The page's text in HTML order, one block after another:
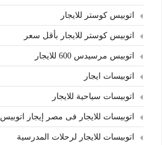
اتوبيس كوستر للايجار
اتوبيس كوستر للايجار بأقل سعر
اتوبيس مرسيدس 600 للايجار
اتوبيسات ايجار
اتوبيسات سياحية للايجار
اتوبيسات للايجار فى مصر إيجار اتوبيس
اتوبيسات للايجار لرحلات المدرسية